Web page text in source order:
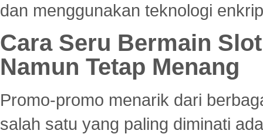
dan menggunakan teknologi
Cara Seru Bermain
Namun Tetap Menang
Promo-promo menarik dari
salah satu yang paling diminati